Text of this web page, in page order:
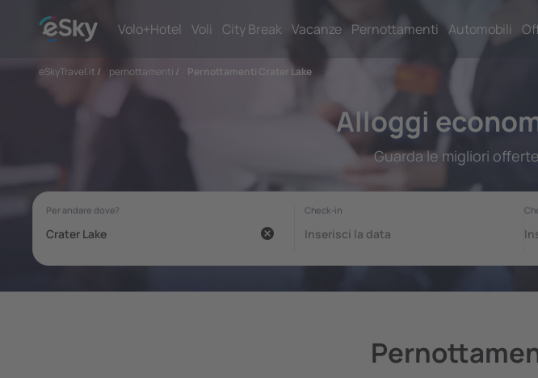
Volo+Hotel Voli City Break Vacanze Pernottamenti Automobili
eSkyTravel.it / pernottamenti / Pernottamenti Crater Lake
Alloggi
Guarda le migliori